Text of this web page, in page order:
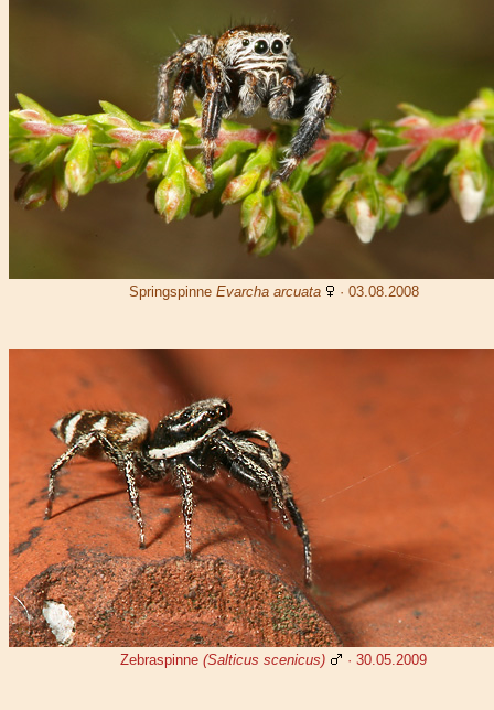
Springspinne Evarcha arcuata · 03.08.2008
Zebraspinne (Salticus scenicus) · 30.05.2009